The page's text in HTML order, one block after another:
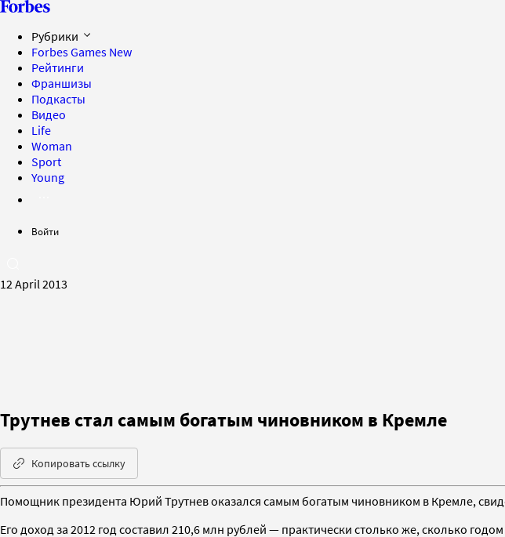
Рубрики
Forbes Games New
Рейтинги
Франшизы
Подкасты
Видео
Life
Woman
Sport
Young
Войти
12 April 2013
Трутнев стал самым богатым чиновником в Кремле
Копировать ссылку
Помощник президента Юрий Трутнев оказался самым богатым чиновником в Кремле,
Его доход за 2012 год составил 210,6 млн рублей — практически столько же, сколько